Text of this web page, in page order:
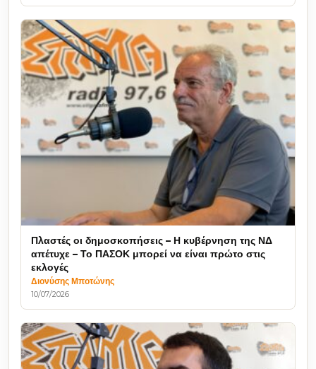
Πλαστές οι δημοσκοπήσεις – Η κυβέρνηση της ΝΔ
απέτυχε – Το ΠΑΣΟΚ μπορεί να είναι πρώτο στις
εκλογές
Διονύσης Μποτώνης
10/07/2026